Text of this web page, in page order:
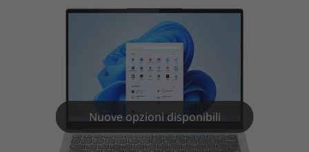
Nuove opzioni disponibili